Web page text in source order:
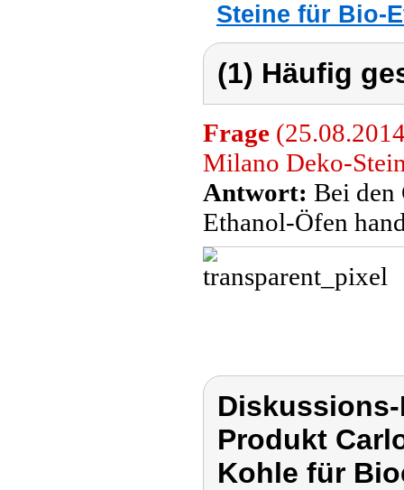
Steine für Bio-
(1) Häufig
Frage
Milano Deko-
Antwort: Bei
Ethanol-Öfen
Produkt
Kohle für